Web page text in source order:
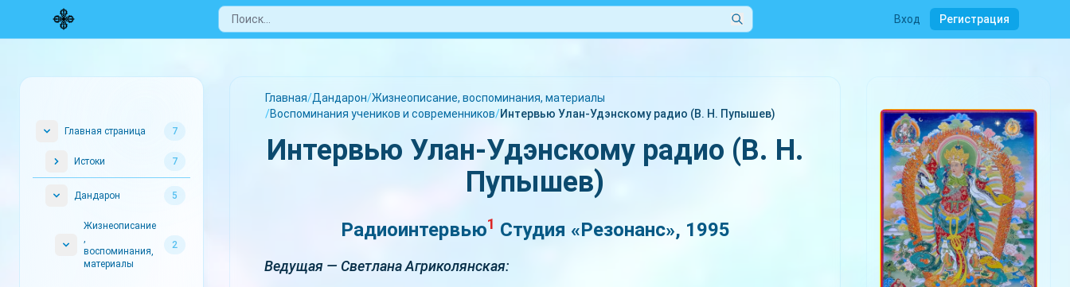
Вход Регистрация
Главная страница 7
Истоки 7
Дандарон 5
Жизнеописание
,
воспоминания,
материалы
2
Главная/Дандарон/Жизнеописание, воспоминания, материалы
/Воспоминания учеников и современников/Интервью Улан-Удэнскому радио (В. Н. Пупышев)
Интервью Улан-Удэнскому радио (В. Н.
Пупышев)
Радиоинтервью1 Студия «Резонанс», 1995
Ведущая — Светлана Агриколянская: